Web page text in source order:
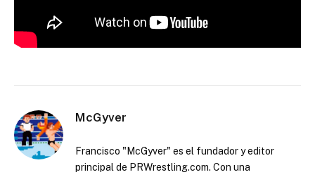
McGyver
Francisco "McGyver" es el fundador y editor
principal de PRWrestling.com. Con una